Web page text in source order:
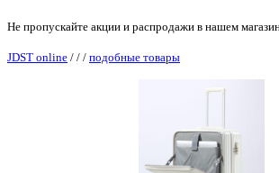
Не пропускайте акции и распродажи в нашем
JDST online / / / подобные товары